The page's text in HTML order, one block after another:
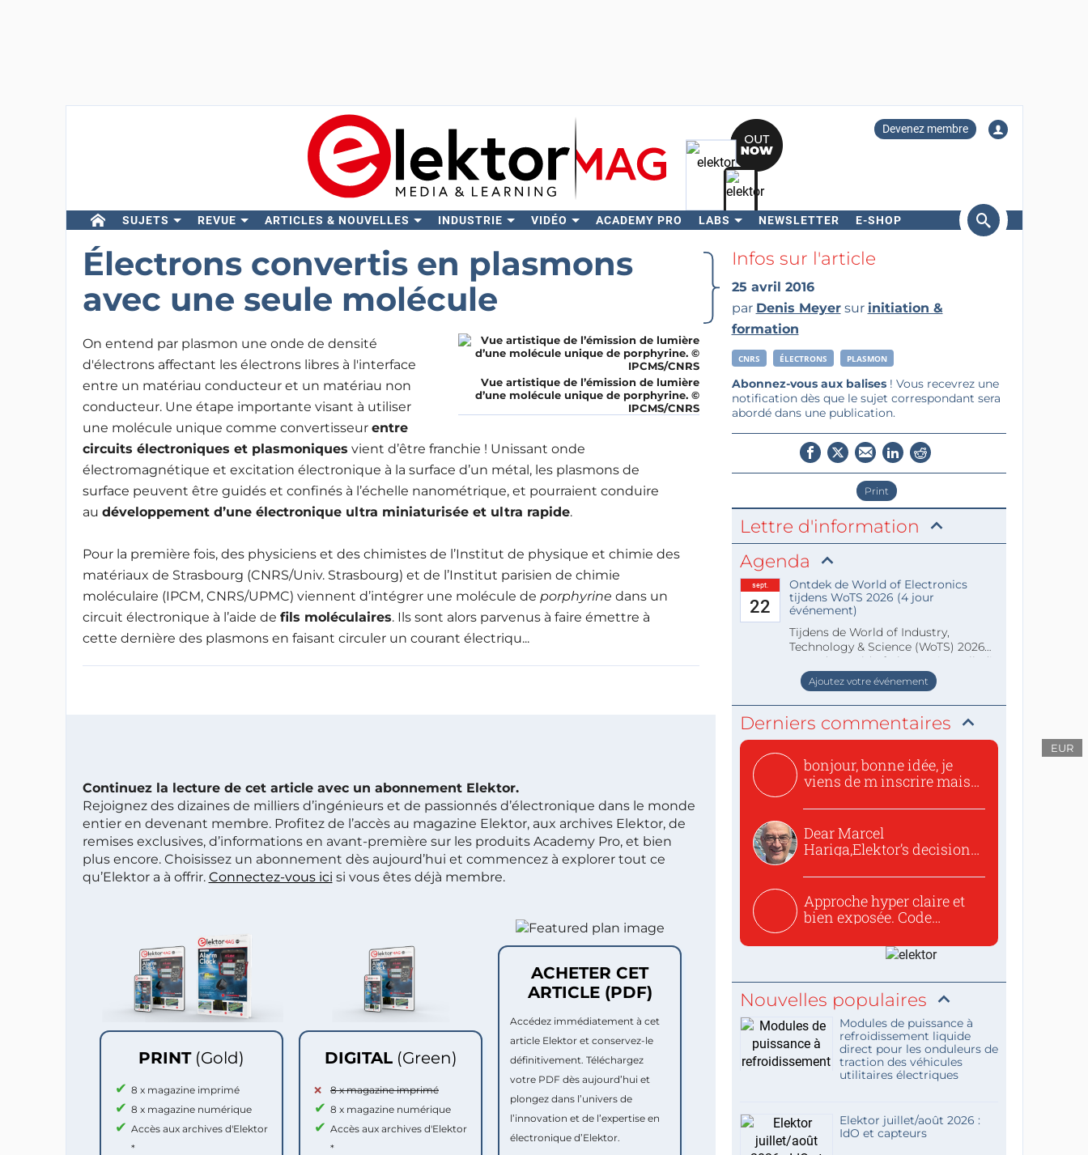
Devenez membre
SUJETS REVUE ARTICLES & NOUVELLES INDUSTRIE VIDÉO ACADEMY PRO LABS NEWSLETTER E-SHOP
Rechercher
Électrons convertis en plasmons
avec une seule molécule
Vue artistique de l’émission de lumière
d’une molécule unique de porphyrine. ©
IPCMS/CNRS
On entend par plasmon une onde de densité
d'électrons affectant les électrons libres à l'interface
entre un matériau conducteur et un matériau non
conducteur. Une étape importante visant à utiliser
une molécule unique comme convertisseur entre
circuits électroniques et plasmoniques vient d’être franchie ! Unissant onde
électromagnétique et excitation électronique à la surface d’un métal, les plasmons de
surface peuvent être guidés et confinés à l’échelle nanométrique, et pourraient conduire
au développement d’une électronique ultra miniaturisée et ultra rapide.
Pour la première fois, des physiciens et des chimistes de l’Institut de physique et chimie des
matériaux de Strasbourg (CNRS/Univ. Strasbourg) et de l’Institut parisien de chimie
moléculaire (IPCM, CNRS/UPMC) viennent d’intégrer une molécule de porphyrine dans un
circuit électronique à l’aide de fils moléculaires. Ils sont alors parvenus à faire émettre à
cette dernière des plasmons en faisant circuler un courant électriqu...
EUR
Continuez la lecture de cet article avec un abonnement Elektor.
Rejoignez des dizaines de milliers d’ingénieurs et de passionnés d’électronique dans le monde
entier en devenant membre. Profitez de l’accès au magazine Elektor, aux archives Elektor, de
remises exclusives, d’informations en avant-première sur les produits Academy Pro, et bien
plus encore. Choisissez un abonnement dès aujourd’hui et commencez à explorer tout ce
qu’Elektor a à offrir. Connectez-vous ici si vous êtes déjà membre.
PRINT (Gold)
8 x magazine imprimé
8 x magazine numérique
Accès aux archives d'Elektor
*
DIGITAL (Green)
8 x magazine imprimé
8 x magazine numérique
Accès aux archives d'Elektor
*
ACHETER CET
ARTICLE (PDF)
Accédez immédiatement à cet
article Elektor et conservez-le
définitivement. Téléchargez
votre PDF dès aujourd’hui et
plongez dans l’univers de
l’innovation et de l’expertise en
électronique d’Elektor.
Infos sur l'article
25 avril 2016
par Denis Meyersur initiation &
formation
CNRS ÉLECTRONS PLASMON
Abonnez-vous aux balises! Vous recevrez une
notification dès que le sujet correspondant sera
abordé dans une publication.
Print
Lettre d'information
Agenda
sept.
22
Ontdek de World of Electronics
tijdens WoTS 2026 (4 jour
événement)
Tijdens de World of Industry,
Technology & Science (WoTS) 2026
staat de World of Electronics volledi
Ajoutez votre événement
Derniers commentaires
bonjour, bonne idée, je
viens de m inscrire mais
Dear Marcel
Hariga,Elektor’s decision
Approche hyper claire et
bien exposée. Code
Nouvelles populaires
Modules de puissance à
refroidissement liquide
direct pour les onduleurs de
traction des véhicules
utilitaires électriques
Elektor juillet/août 2026 :
IdO et capteurs